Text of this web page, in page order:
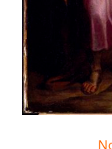
Noël